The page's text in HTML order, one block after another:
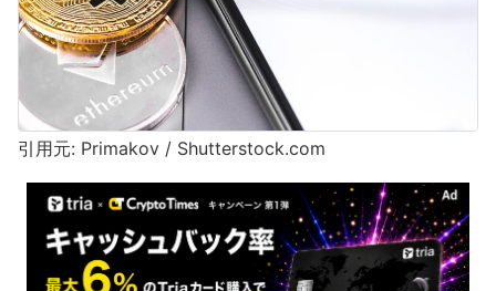
引用元: Primakov / Shutterstock.com